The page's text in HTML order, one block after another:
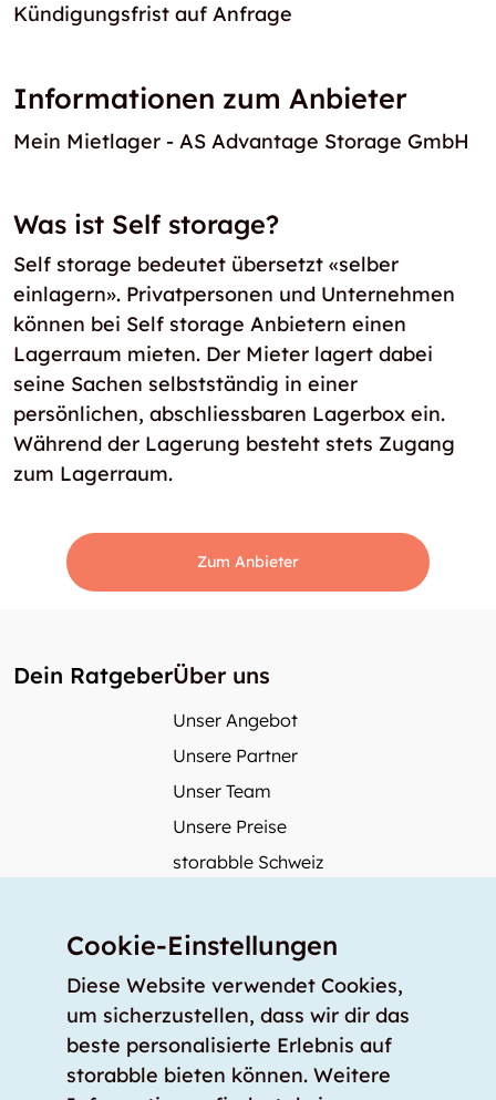
Kündigungsfrist auf Anfrage
Informationen zum Anbieter
Mein Mietlager - AS Advantage Storage GmbH
Was ist Self storage?
Self storage bedeutet übersetzt «selber
einlagern». Privatpersonen und Unternehmen
können bei Self storage Anbietern einen
Lagerraum mieten. Der Mieter lagert dabei
seine Sachen selbstständig in einer
persönlichen, abschliessbaren Lagerbox ein.
Während der Lagerung besteht stets Zugang
zum Lagerraum.
Zum Anbieter
Dein RatgeberÜber uns
Unser Angebot
Unsere Partner
Unser Team
Unsere Preise
storabble Schweiz
Mehr über storabble
Medienbeiträge
Wie gross muss ein Lagerraum sein?
Was kostet ein Lagerraum?
Cookie-Einstellungen
Diese Website verwendet Cookies,
um sicherzustellen, dass wir dir das
beste personalisierte Erlebnis auf
storabble bieten können. Weitere